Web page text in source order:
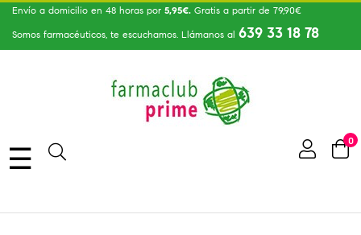
Envío a domicilio en 48 horas por 5,95€. Gratis a partir de 79,90€
Somos farmacéuticos, te escuchamos. Llámanos al 639 33 18 78
0
Navegación
palanca
☰